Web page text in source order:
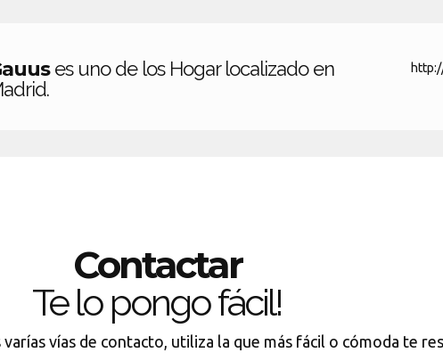
es uno de los Hogar localizado en
Contactar
Te lo pongo fácil!
vías de contacto, utiliza la que más fácil o cómoda te